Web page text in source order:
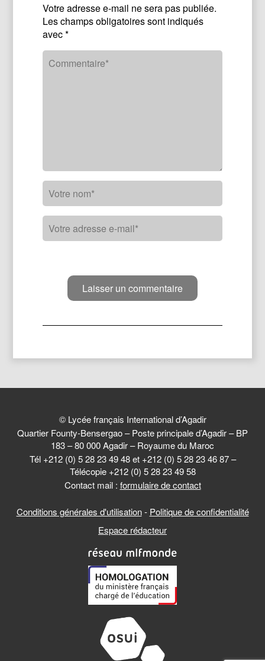
Votre adresse e-mail ne sera pas publiée.
Les champs obligatoires sont indiqués
avec*
© Lycée français International d’Agadir
Quartier Founty-Bensergao – Poste principale d’Agadir – BP
183 – 80 000 Agadir – Royaume du Maroc
Tél +212 (0) 5 28 23 49 48 et +212 (0) 5 28 23 46 87 –
Télécopie +212 (0) 5 28 23 49 58
Contact mail : formulaire de contact
Conditions générales d'utilisation- Politique de confidentialité
Espace rédacteur